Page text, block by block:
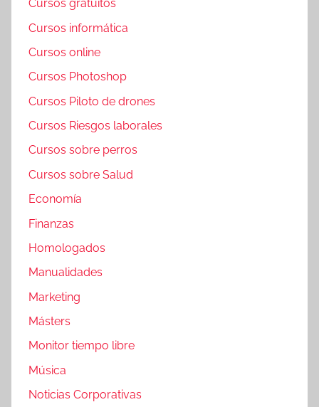
Cursos gratuitos
Cursos informática
Cursos online
Cursos Photoshop
Cursos Piloto de drones
Cursos Riesgos laborales
Cursos sobre perros
Cursos sobre Salud
Economía
Finanzas
Homologados
Manualidades
Marketing
Másters
Monitor tiempo libre
Música
Noticias Corporativas